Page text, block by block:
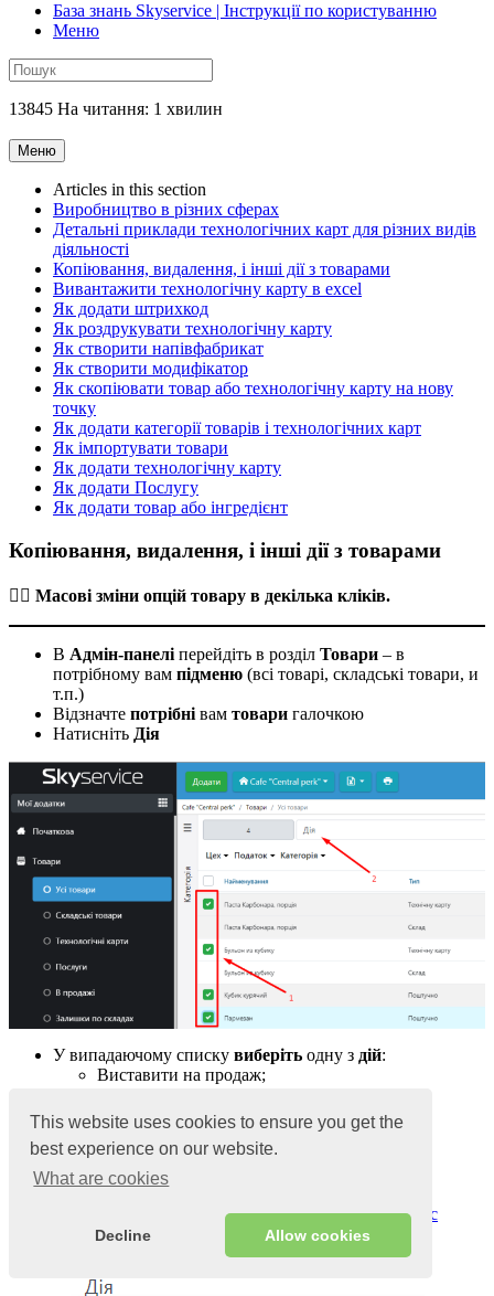
This website uses cookies to ensure you get the
best experience on our website.
What are cookies
Decline Allow cookies
База знань Skyservice | Інструкції по користуванню
Меню
13845 На читання: 1 хвилин
Меню
Articles in this section
Виробництво в різних сферах
Детальні приклади технологічних карт для різних видів
діяльності
Копіювання, видалення, і інші дії з товарами
Вивантажити технологічну карту в excel
Як додати штрихкод
Як роздрукувати технологічну карту
Як створити напівфабрикат
Як створити модифікатор
Як скопіювати товар або технологічну карту на нову
точку
Як додати категорії товарів і технологічних карт
Як імпортувати товари
Як додати технологічну карту
Як додати Послугу
Як додати товар або інгредієнт
Копіювання, видалення, і інші дії з товарами
☝🏼 Масові зміни опцій товару в декілька кліків.
В Адмін-панеліперейдіть в розділ Товари – в
потрібному вам підменю (всі товарі, складські товари, и
т.п.)
Відзначте потрібнівам товари галочкою
Натисніть Дія
У випадаючому списку виберіть одну з дій:
Виставити на продаж;
Змінити категорію;
Змінити цех;
Змінити податок;
Копіювати;
Друкування етикеток ( у випадку,якщоу вас
додане налаштування принтера в програму)